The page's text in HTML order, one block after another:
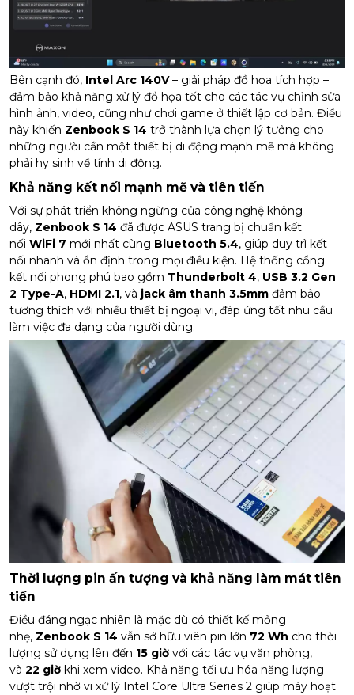
Bên cạnh đó, Intel Arc 140V– giải pháp đồ họa tích hợp –
đảm bảo khả năng xử lý đồ họa tốt cho các tác vụ chỉnh sửa
hình ảnh, video, cũng như chơi game ở thiết lập cơ bản. Điều
này khiến Zenbook S 14 trở thành lựa chọn lý tưởng cho
những người cần một thiết bị di động mạnh mẽ mà không
phải hy sinh về tính di động.
Khả năng kết nối mạnh mẽ và tiên tiến
Với sự phát triển không ngừng của công nghệ không
dây, Zenbook S 14 đã được ASUS trang bị chuẩn kết
nối WiFi 7 mới nhất cùng Bluetooth 5.4, giúp duy trì kết
nối nhanh và ổn định trong mọi điều kiện. Hệ thống cổng
kết nối phong phú bao gồm Thunderbolt 4, USB 3.2 Gen
2 Type-A, HDMI 2.1, và jack âm thanh 3.5mm đảm bảo
tương thích với nhiều thiết bị ngoại vi, đáp ứng tốt nhu cầu
làm việc đa dạng của người dùng.
Thời lượng pin ấn tượng và khả năng làm mát tiên
tiến
Điều đáng ngạc nhiên là mặc dù có thiết kế mỏng
nhẹ, Zenbook S 14 vẫn sở hữu viên pin lớn 72 Wh cho thời
lượng sử dụng lên đến 15 giờ với các tác vụ văn phòng,
và 22 giờ khi xem video. Khả năng tối ưu hóa năng lượng
vượt trội nhờ vi xử lý Intel Core Ultra Series 2 giúp máy hoạt